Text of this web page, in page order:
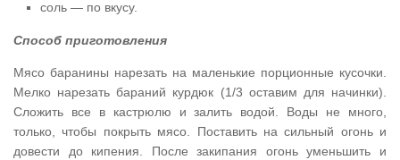
соль — по вкусу.
Способ приготовления
Мясо баранины нарезать на маленькие порционные кусочки.
Мелко нарезать бараний курдюк (1/3 оставим для начинки).
Сложить все в кастрюлю и залить водой. Воды не много,
только, чтобы покрыть мясо. Поставить на сильный огонь и
довести до кипения. После закипания огонь уменьшить и